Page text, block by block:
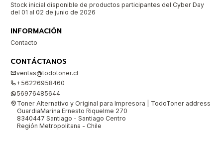
Stock inicial disponible de productos participantes del Cyber Day
del 01 al 02 de junio de 2026
INFORMACIÓN
Contacto
CONTÁCTANOS
ventas@todotoner.cl
+56226958460
56976485644
Toner Alternativo y Original para Impresora | TodoToner address
GuardiaMarina Ernesto Riquelme 270
8340447 Santiago - Santiago Centro
Región Metropolitana - Chile